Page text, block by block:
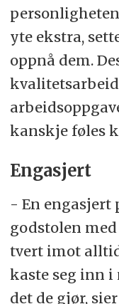
yte ekstra,
oppnå dem.
kanskje føles
Engasjert
- En engasjert
godstolen
tvert imot
kaste seg inn
det de gjør,